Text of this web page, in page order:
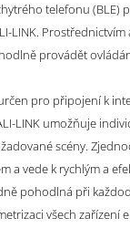
telefonu (BLE)
LINK. Prostřednictvím
provádět
pro připojení k
LINK umožňuje
scény.
a vede k rychlým a
pohodlná při
všech zařízení